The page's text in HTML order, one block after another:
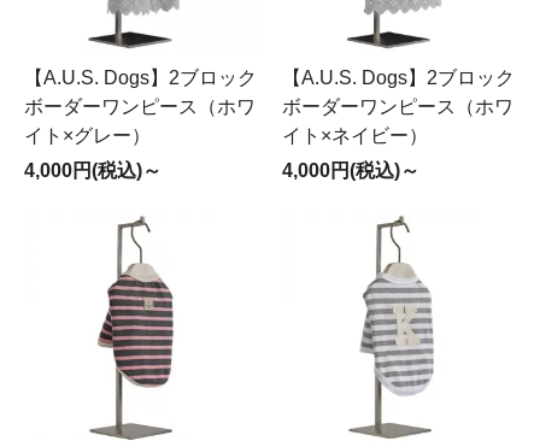
【A.U.S. Dogs】2ブロック
ボーダーワンピース（ホワ
イト×グレー）
4,000円(税込)～
【A.U.S. Dogs】2ブロック
ボーダーワンピース（ホワ
イト×ネイビー）
4,000円(税込)～